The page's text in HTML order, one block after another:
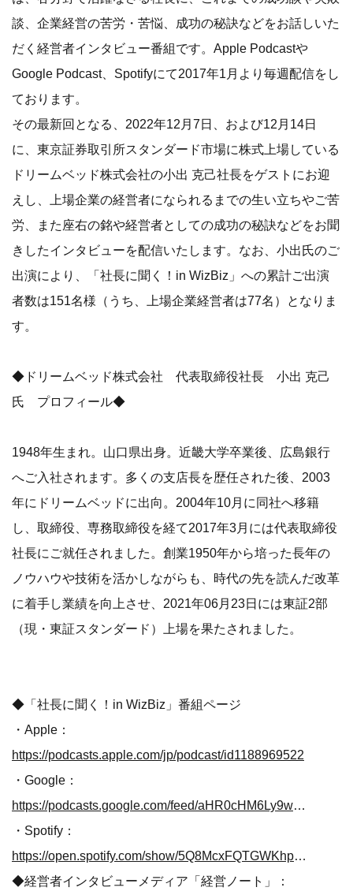
談、企業経営の苦労・苦悩、成功の秘訣などをお話しいた
だく経営者インタビュー番組です。Apple Podcastや
Google Podcast、Spotifyにて2017年1月より毎週配信をし
ております。
その最新回となる、2022年12月7日、および12月14日
に、東京証券取引所スタンダード市場に株式上場している
ドリームベッド株式会社の小出 克己社長をゲストにお迎
えし、上場企業の経営者になられるまでの生い立ちやご苦
労、また座右の銘や経営者としての成功の秘訣などをお聞
きしたインタビューを配信いたします。なお、小出氏のご
出演により、「社長に聞く！in WizBiz」への累計ご出演
者数は151名様（うち、上場企業経営者は77名）となりま
す。
◆ドリームベッド株式会社 代表取締役社長 小出 克己
氏 プロフィール◆
1948年生まれ。山口県出身。近畿大学卒業後、広島銀行
へご入社されます。多くの支店長を歴任された後、2003
年にドリームベッドに出向。2004年10月に同社へ移籍
し、取締役、専務取締役を経て2017年3月には代表取締役
社長にご就任されました。創業1950年から培った長年の
ノウハウや技術を活かしながらも、時代の先を読んだ改革
に着手し業績を向上させ、2021年06月23日には東証2部
（現・東証スタンダード）上場を果たされました。
◆「社長に聞く！in WizBiz」番組ページ
・Apple：
https://podcasts.apple.com/jp/podcast/id1188969522
・Google：
https://podcasts.google.com/feed/aHR0cHM6Ly9wb2RjYXN0OC5raXF0YXMuanAvd2l6Yml6L2luZGV4LnhtbA
・Spotify：
https://open.spotify.com/show/5Q8McxFQTGWKhpZTSjRFAz
◆経営者インタビューメディア「経営ノート」：